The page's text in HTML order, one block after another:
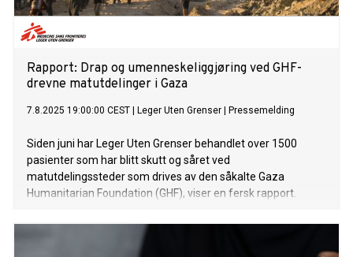
Rapport: Drap og umenneskeliggjøring ved GHF-
drevne matutdelinger i Gaza
7.8.2025 19:00:00 CEST Leger Uten Grenser Pressemelding
Siden juni har Leger Uten Grenser behandlet over 1500
pasienter som har blitt skutt og såret ved
matutdelingssteder som drives av den såkalte Gaza
Humanitarian Foundation (GHF), viser en fersk rapport.